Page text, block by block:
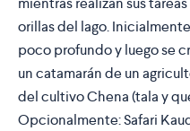
orillas del lago.
poco profundo y luego se
un catamarán de un
del cultivo Chena (tala y
Opcionalmente: Safari